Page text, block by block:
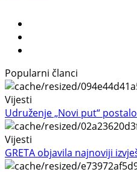
Popularni članci
Vijesti
Udruženje „Novi put“
Vijesti
GRETA objavila najnoviji